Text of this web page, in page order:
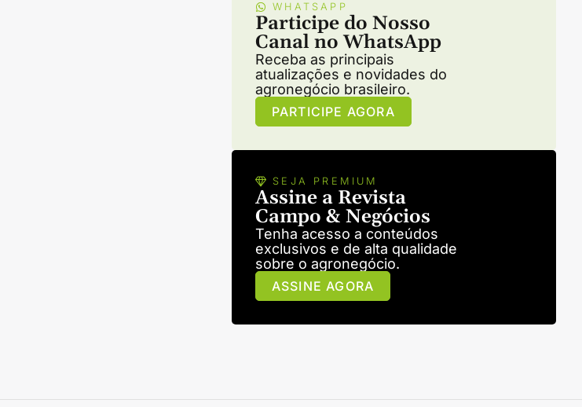
WHATSAPP
Participe do Nosso
Canal no WhatsApp
Receba as principais
atualizações e novidades do
agronegócio brasileiro.
PARTICIPE AGORA
SEJA PREMIUM
Assine a Revista
Campo & Negócios
Tenha acesso a conteúdos
exclusivos e de alta qualidade
sobre o agronegócio.
ASSINE AGORA